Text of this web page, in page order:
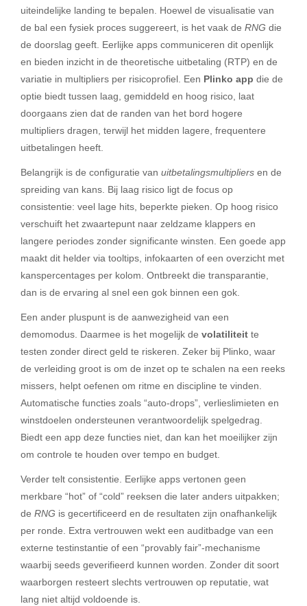
uiteindelijke landing te bepalen. Hoewel de visualisatie van
de bal een fysiek proces suggereert, is het vaak de RNG die
de doorslag geeft. Eerlijke apps communiceren dit openlijk
en bieden inzicht in de theoretische uitbetaling (RTP) en de
variatie in multipliers per risicoprofiel. Een Plinko app die de
optie biedt tussen laag, gemiddeld en hoog risico, laat
doorgaans zien dat de randen van het bord hogere
multipliers dragen, terwijl het midden lagere, frequentere
uitbetalingen heeft.
Belangrijk is de configuratie van uitbetalingsmultipliers en de
spreiding van kans. Bij laag risico ligt de focus op
consistentie: veel lage hits, beperkte pieken. Op hoog risico
verschuift het zwaartepunt naar zeldzame klappers en
langere periodes zonder significante winsten. Een goede app
maakt dit helder via tooltips, infokaarten of een overzicht met
kanspercentages per kolom. Ontbreekt die transparantie,
dan is de ervaring al snel een gok binnen een gok.
Een ander pluspunt is de aanwezigheid van een
demomodus. Daarmee is het mogelijk de volatiliteit te
testen zonder direct geld te riskeren. Zeker bij Plinko, waar
de verleiding groot is om de inzet op te schalen na een reeks
missers, helpt oefenen om ritme en discipline te vinden.
Automatische functies zoals “auto-drops”, verlieslimieten en
winstdoelen ondersteunen verantwoordelijk spelgedrag.
Biedt een app deze functies niet, dan kan het moeilijker zijn
om controle te houden over tempo en budget.
Verder telt consistentie. Eerlijke apps vertonen geen
merkbare “hot” of “cold” reeksen die later anders uitpakken;
de RNG is gecertificeerd en de resultaten zijn onafhankelijk
per ronde. Extra vertrouwen wekt een auditbadge van een
externe testinstantie of een “provably fair”-mechanisme
waarbij seeds geverifieerd kunnen worden. Zonder dit soort
waarborgen resteert slechts vertrouwen op reputatie, wat
lang niet altijd voldoende is.